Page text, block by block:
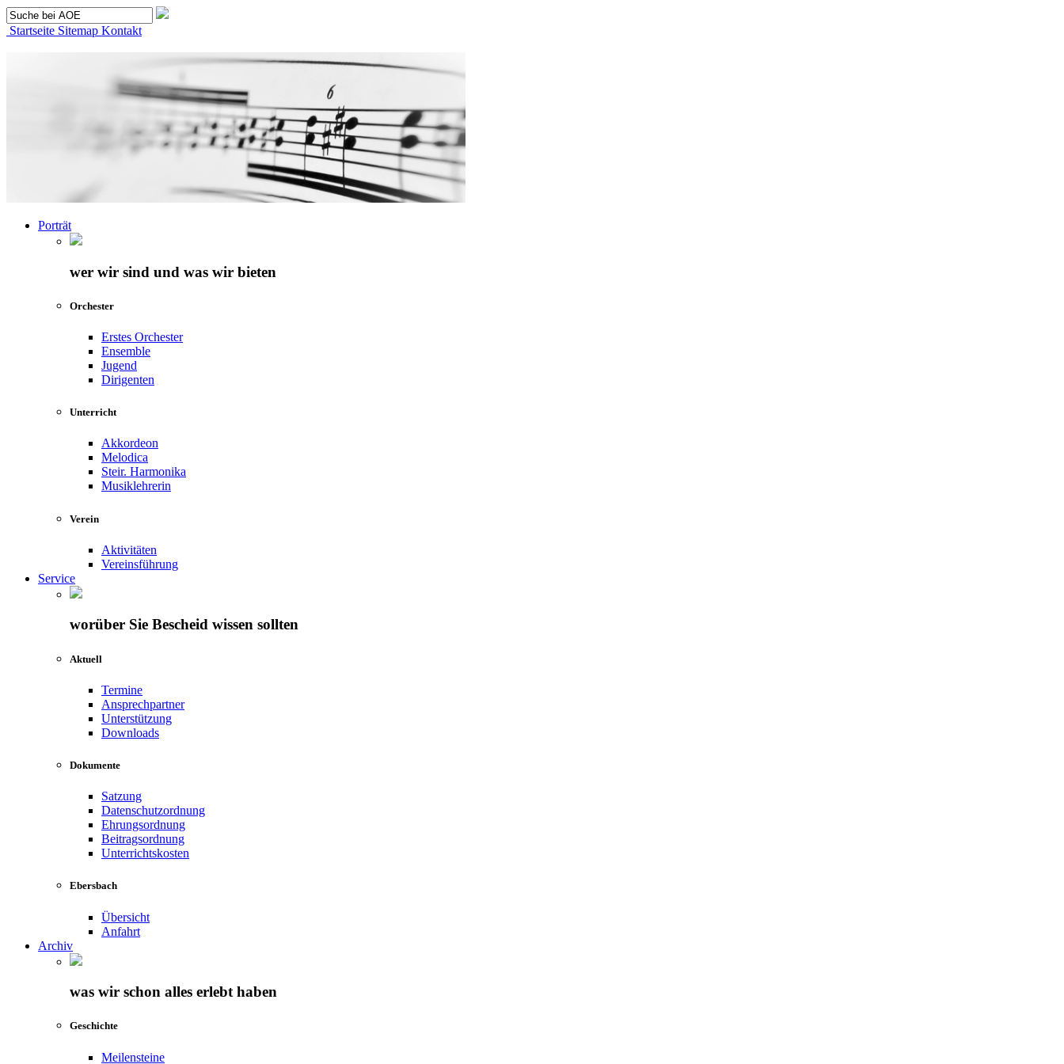
Startseite Sitemap Kontakt
Porträt
wer wir sind und was wir bieten
Orchester
Erstes Orchester
Ensemble
Jugend
Dirigenten
Unterricht
Akkordeon
Melodica
Steir. Harmonika
Musiklehrerin
Verein
Aktivitäten
Vereinsführung
Service
worüber Sie Bescheid wissen sollten
Aktuell
Termine
Ansprechpartner
Unterstützung
Downloads
Dokumente
Satzung
Datenschutzordnung
Ehrungsordnung
Beitragsordnung
Unterrichtskosten
Ebersbach
Übersicht
Anfahrt
Archiv
was wir schon alles erlebt haben
Geschichte
Meilensteine